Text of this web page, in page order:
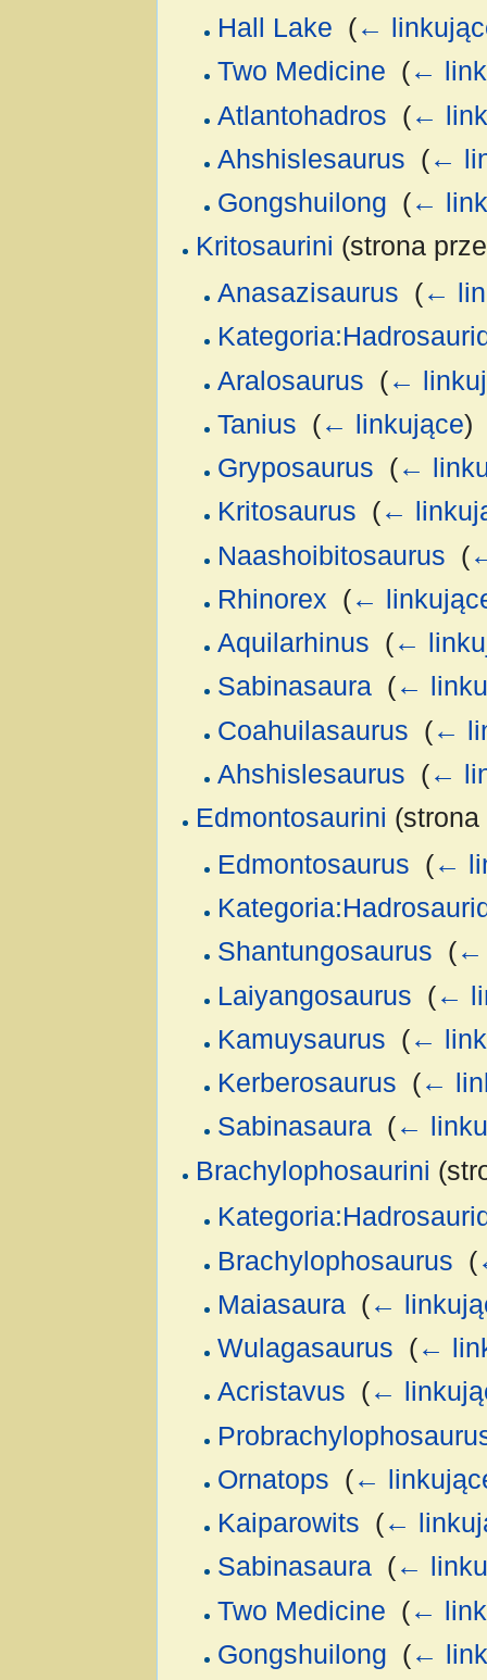
Hall Lake (←
Two Medicine (←
Atlantohadros (←
Ahshislesaurus (←
Gongshuilong (←
Kritosaurini (strona
Anasazisaurus (←
Aralosaurus (←
Tanius (← linkujące)
Gryposaurus (←
Kritosaurus (←
Naashoibitosaurus (
Rhinorex (←
Aquilarhinus (←
Sabinasaura‎ (←
Coahuilasaurus (←
Ahshislesaurus (←
Edmontosaurini
Edmontosaurus (←
Shantungosaurus (←
Laiyangosaurus (←
Kamuysaurus (←
Kerberosaurus (←
Sabinasaura‎ (←
Brachylophosaurini
Brachylophosaurus (
Maiasaura‎ (←
Wulagasaurus (←
Acristavus (←
Ornatops (←
Kaiparowits (←
Sabinasaura‎ (←
Two Medicine (←
Gongshuilong (←